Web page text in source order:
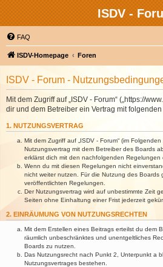
ISDV -
FAQ
ISDV-Homepage Foren
ISDV - Forum -
Mit dem Zugriff auf „ISDV - Forum“ („https://
dir und dem Betreiber ein Vertrag mit
1. NUTZUNGSVERTRAG
Mit dem Zugriff auf „ISDV - Forum“ (im
Nutzungsvertrag mit dem Betreiber des Boards
erklärst dich mit den nachfolgenden Regelungen
Wenn du mit diesen Regelungen nicht
nicht weiter nutzen. Für die Nutzung des Boards
veröffentlichten Regelungen.
Der Nutzungsvertrag wird auf unbestimmte Zeit
Seiten ohne Einhaltung einer Frist jederzeit
2. EINRÄUMUNG VON NUTZUNGSRECHTEN
Mit dem Erstellen eines Beitrags erteilst du dem
räumlich unbeschränktes und unentgeltliches
Boards zu nutzen.
Das Nutzungsrecht nach Punkt 2, Unterpunkt a
Nutzungsvertrages bestehen.